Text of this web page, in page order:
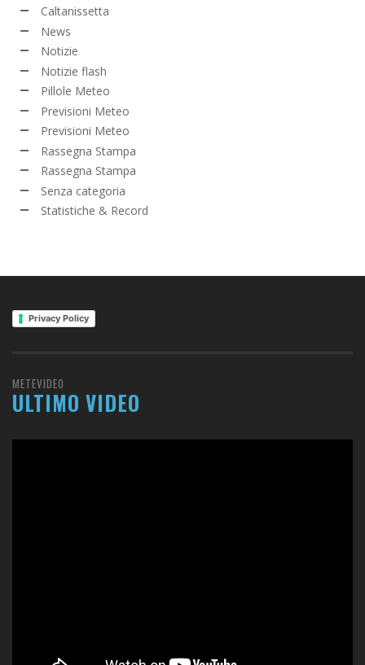
Caltanissetta
News
Notizie
Notizie flash
Pillole Meteo
Previsioni Meteo
Previsioni Meteo
Rassegna Stampa
Rassegna Stampa
Senza categoria
Statistiche & Record
Privacy Policy
METEVIDEO
ULTIMO VIDEO